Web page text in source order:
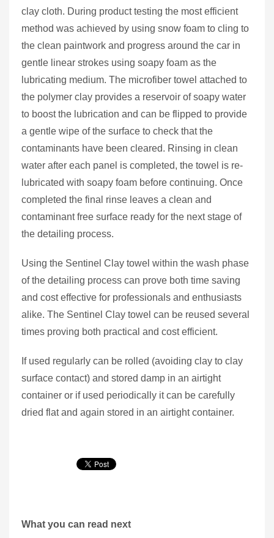
clay cloth. During product testing the most efficient
method was achieved by using snow foam to cling to
the clean paintwork and progress around the car in
gentle linear strokes using soapy foam as the
lubricating medium. The microfiber towel attached to
the polymer clay provides a reservoir of soapy water
to boost the lubrication and can be flipped to provide
a gentle wipe of the surface to check that the
contaminants have been cleared. Rinsing in clean
water after each panel is completed, the towel is re-
lubricated with soapy foam before continuing. Once
completed the final rinse leaves a clean and
contaminant free surface ready for the next stage of
the detailing process.
Using the Sentinel Clay towel within the wash phase
of the detailing process can prove both time saving
and cost effective for professionals and enthusiasts
alike. The Sentinel Clay towel can be reused several
times proving both practical and cost efficient.
If used regularly can be rolled (avoiding clay to clay
surface contact) and stored damp in an airtight
container or if used periodically it can be carefully
dried flat and again stored in an airtight container.
What you can read next